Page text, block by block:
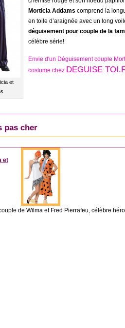
et
Morticia Addams comprend la
en toile d’araignée avec un long
déguisement pour couple de la
célèbre série!
Envie d'un Déguisement couple
costume chez DEGUISE
pas cher
DÉGUISEMENT
et
de Wilma et Fred Pierrafeu, célèbre